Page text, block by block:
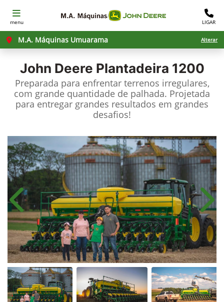
menu LIGAR
M.A. Máquinas Umuarama Alterar
John Deere Plantadeira 1200
Preparada para enfrentar terrenos irregulares,
com grande quantidade de palhada. Projetada
para entregar grandes resultados em grandes
desafios!​
Anterior